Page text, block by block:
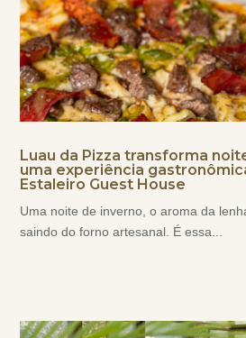
Luau da Pizza transforma
uma experiência
Estaleiro Guest House
Uma noite de inverno, o aroma da
saindo do forno artesanal. É essa...